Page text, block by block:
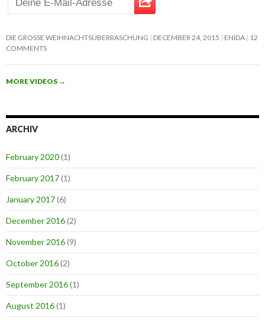
DIE GROSSE WEIHNACHTSÜBERRASCHUNG DECEMBER 24, 2015 ENIDA
12
COMMENTS
MORE VIDEOS →
ARCHIV
February 2020(1)
February 2017(1)
January 2017(6)
December 2016(2)
November 2016(9)
October 2016(2)
September 2016(1)
August 2016(1)